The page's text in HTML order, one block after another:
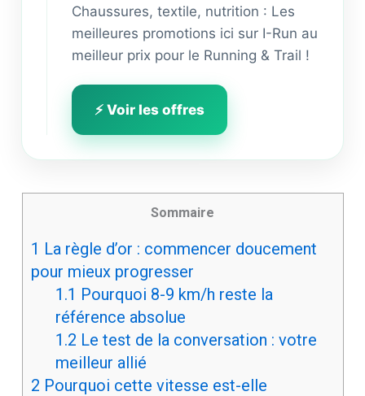
Chaussures, textile, nutrition : Les
meilleures promotions ici sur I-Run au
meilleur prix pour le Running & Trail !
⚡ Voir les offres
Sommaire
1 La règle d’or : commencer doucement
pour mieux progresser
1.1 Pourquoi 8-9 km/h reste la
référence absolue
1.2 Le test de la conversation : votre
meilleur allié
2 Pourquoi cette vitesse est-elle